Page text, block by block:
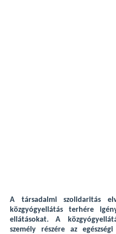
A társadalmi szolidaritás
közgyógyellátás terhére
ellátásokat. A
személy részére az